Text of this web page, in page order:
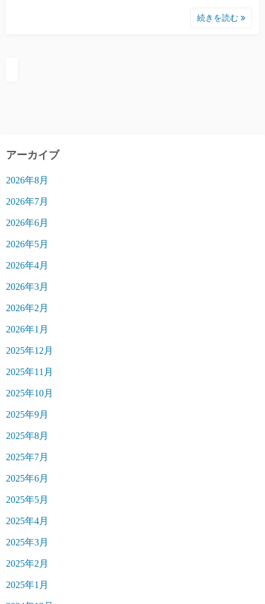
続きを読む
アーカイブ
2026年8月
2026年7月
2026年6月
2026年5月
2026年4月
2026年3月
2026年2月
2026年1月
2025年12月
2025年11月
2025年10月
2025年9月
2025年8月
2025年7月
2025年6月
2025年5月
2025年4月
2025年3月
2025年2月
2025年1月